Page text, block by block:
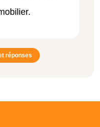
réponses